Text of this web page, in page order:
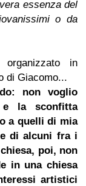
essenza del
o da
in
di Giacomo...
non voglio
la sconfitta
a quelli di mia
di alcuni fra i
poi, non
in una chiesa
artistici